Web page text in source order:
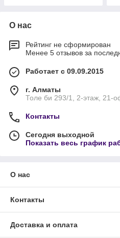
О нас
Рейтинг не сформирован
Менее 5 отзывов за
Работает с 09.09.2015
г. Алматы
Толе би 293/1, 2-этаж, 21-
Контакты
Сегодня выходной
Показать весь график
О нас
Контакты
Доставка и оплата